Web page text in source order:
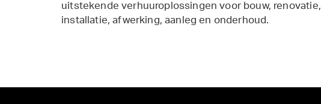
uitstekende verhuuroplossingen voor bouw, renovatie,
installatie, afwerking, aanleg en onderhoud.